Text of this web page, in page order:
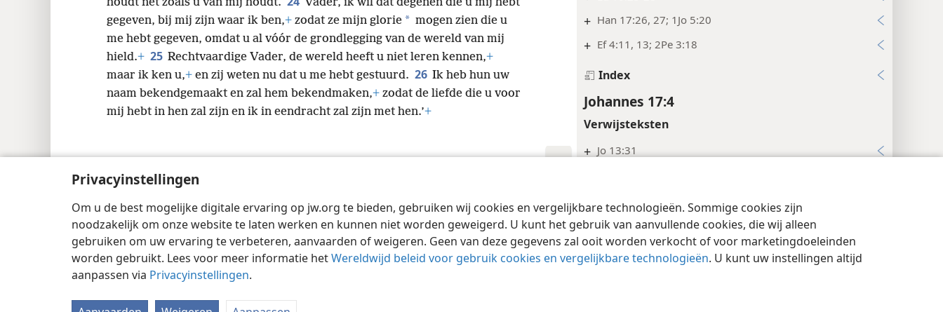
Privacyinstellingen
Om u de best mogelijke digitale ervaring op jw.org te bieden, gebruiken wij cookies en vergelijkbare technologieën. Sommige cookies zijn
noodzakelijk om onze website te laten werken en kunnen niet worden geweigerd. U kunt het gebruik van aanvullende cookies, die wij alleen
gebruiken om uw ervaring te verbeteren, aanvaarden of weigeren. Geen van deze gegevens zal ooit worden verkocht of voor marketingdoeleinden
worden gebruikt. Lees voor meer informatie hetWereldwijd beleid voor gebruik cookies en vergelijkbare technologieën. U kunt uw instellingen altijd
aanpassen via Privacyinstellingen.
+ Han 17:26, 27; 1Jo 5:20
+ Ef 4:11, 13; 2Pe 3:18
Index
Johannes 17:4
Verwijsteksten
+ Jo 13:31
Index
Johannes 17:5
wereld:Het Grieksekosmosduidt hier kennelijk op de
gegeven, bij mij zijn waar ik ben,+ zodat ze mijn glorie * mogen zien die u
me hebt gegeven, omdat u al vóór de grondlegging van de wereld van mij
hield.+ 25 Rechtvaardige Vader, de wereld heeft u niet leren kennen,+
maar ik ken u,+ en zij weten nu dat u me hebt gestuurd. 26 Ik heb hun uw
naam bekendgemaakt en zal hem bekendmaken,+ zodat de liefde die u voor
mij hebt in hen zal zijn en ik in eendracht zal zijn met hen.’+
Copyright © 2026 Watch Tower Bible and Tract Society of Pennsylvania